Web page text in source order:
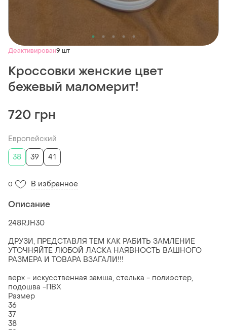
Деактивирован9 шт
Кроссовки женские цвет
бежевый маломерит!
720 грн
Европейский
38
39 41
0 В избранное
Описание
248RJH30
ДРУЗИ, ПРЕДСТАВЛЯ ТЕМ КАК РАБИТЬ ЗАМЛЕНИЕ
УТОЧНЯЙТЕ ЛЮБОЙ ЛАСКА НАЯВНОСТЬ ВАШНОГО
РАЗМЕРА И ТОВАРА ВЗАГАЛИ!!!
верх - искусственная замша, стелька - полиэстер,
подошва -ПВХ
Размер
36
37
38